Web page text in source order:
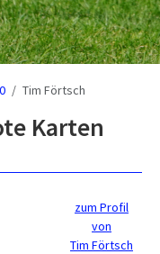
Tim Förtsch
Karten
zum Profil
von
Tim Förtsch